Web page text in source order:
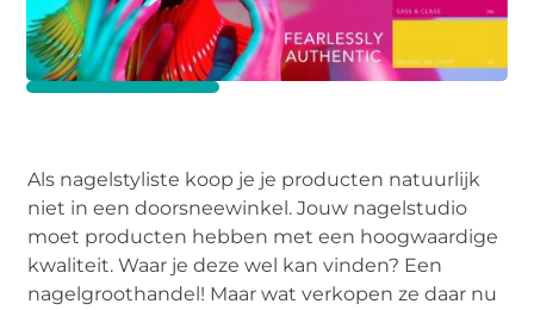
Als nagelstyliste koop je je producten natuurlijk
niet in een doorsneewinkel. Jouw nagelstudio
moet producten hebben met een hoogwaardige
kwaliteit. Waar je deze wel kan vinden? Een
nagelgroothandel! Maar wat verkopen ze daar nu